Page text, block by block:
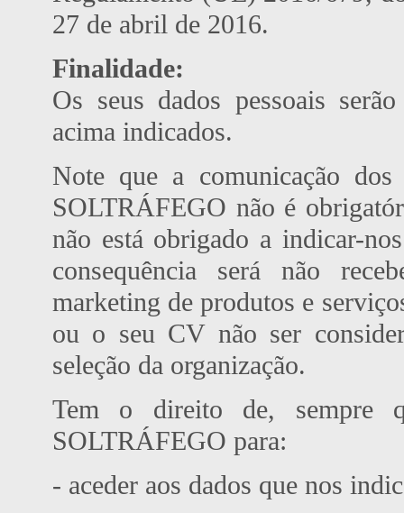
27 de abril de 2016.
Finalidade:
Os seus dados pessoais
acima indicados.
Note que a comunicação
SOLTRÁFEGO não é
não está obrigado a indicar-
consequência será não
marketing de produtos e
ou o seu CV não ser
seleção da organização.
Tem o direito de, sempre
SOLTRÁFEGO para:
- aceder aos dados que nos